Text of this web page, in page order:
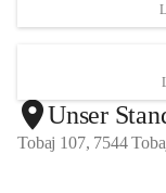
Unser
Tobaj 107, 7544